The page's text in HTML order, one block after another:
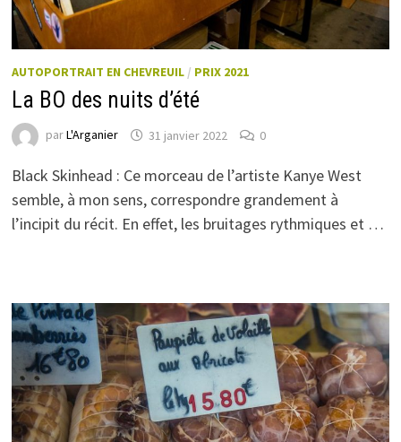
AUTOPORTRAIT EN CHEVREUIL/ PRIX 2021
La BO des nuits d’été
parL'Arganier 31 janvier 2022 0
Black Skinhead : Ce morceau de l’artiste Kanye West
semble, à mon sens, correspondre grandement à
l’incipit du récit. En effet, les bruitages rythmiques et …